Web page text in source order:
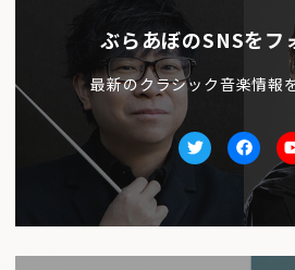
ぶらあぼのSNSをフ
最新のクラシック音楽情報
Twitter